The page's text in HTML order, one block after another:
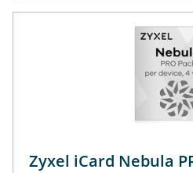
Zyxel iCard Nebula PRO